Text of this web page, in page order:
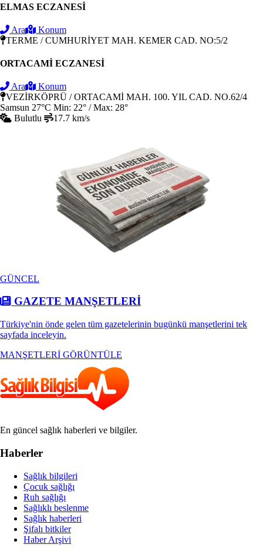
ELMAS ECZANESİ
Ara
Konum
TERME / CUMHURİYET MAH. KEMER CAD. NO:5/2
ORTACAMİ ECZANESİ
Ara
Konum
VEZİRKÖPRÜ / ORTACAMİ MAH. 100. YIL CAD. NO.62/4
Samsun 27°C Min: 22° / Max: 28°
Bulutlu
17.7 km/s
GÜNCEL
GAZETE MANŞETLERİ
Türkiye'nin önde gelen tüm gazetelerinin bugünkü manşetlerini tek
sayfada inceleyin.
MANŞETLERİ GÖRÜNTÜLE
En güncel sağlık haberleri ve bilgiler.
Haberler
Sağlık bilgileri
Çocuk sağlığı
Ruh sağlığı
Sağlıklı beslenme
Sağlık haberleri
Şifalı bitkiler
Haber Arşivi